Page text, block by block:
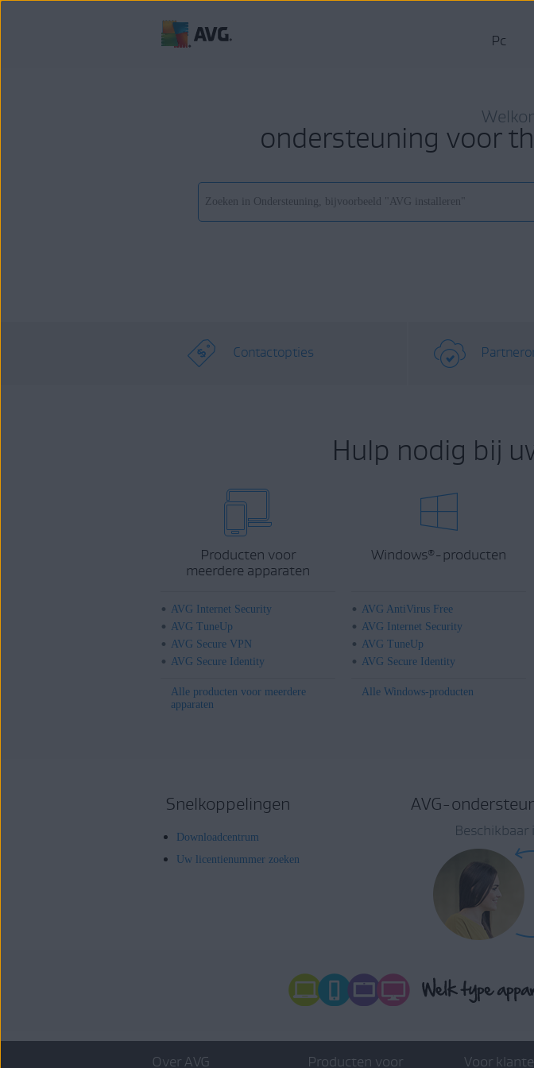
Pc
ondersteuning voor
Contactopties
Hulp nodig bij
Producten voor
meerdere apparaten
AVG Internet Security
AVG TuneUp
AVG Secure VPN
AVG Secure Identity
Alle producten voor meerdere
apparaten
Windows® -producten
AVG AntiVirus Free
AVG Internet Security
AVG TuneUp
AVG Secure Identity
Alle Windows-producten
Snelkoppelingen
Downloadcentrum
Uw licentienummer zoeken
AVG-
Beschikbaar
Over AVG Producten voor Voor